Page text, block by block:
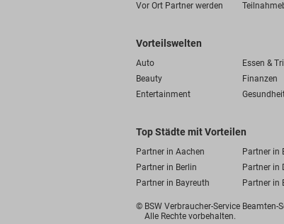
Vor Ort Partner werden
Vorteilswelten
Auto Essen &
Beauty
Finanzen
Entertainment
Top Städte mit Vorteilen
Partner in Aachen Partner in
Partner in Berlin
Partner in
Partner in Bayreuth
Partner in
© BSW Verbraucher-Service Beamten-
Alle Rechte vorbehalten.